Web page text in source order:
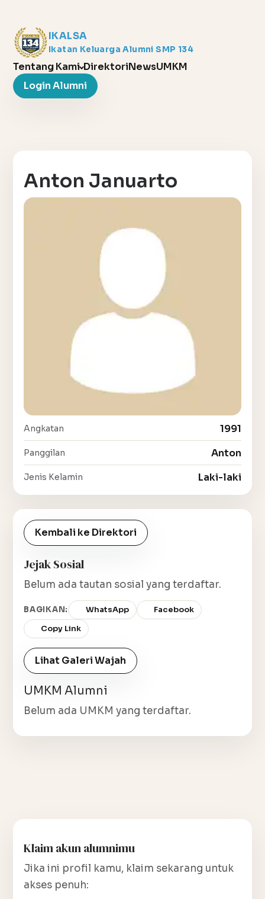
IKALSA
Ikatan Keluarga Alumni SMP 134
Tentang Kami DirektoriNewsUMKM
Login Alumni
Anton Januarto
Angkatan 1991
Panggilan Anton
Jenis Kelamin Laki-laki
Kembali ke Direktori
Jejak Sosial
Belum ada tautan sosial yang terdaftar.
BAGIKAN: WhatsApp
Facebook
Copy Link
Lihat Galeri Wajah
UMKM Alumni
Belum ada UMKM yang terdaftar.
Klaim akun alumnimu
Jika ini profil kamu, klaim sekarang untuk
akses penuh: